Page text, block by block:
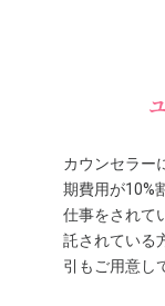
カウンセラー
期費用が10%
仕事をされて
託されている
引もご用意し